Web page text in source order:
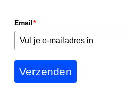
Email*
Verzenden